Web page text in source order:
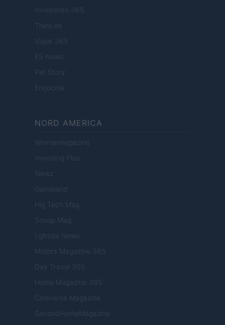
Investindo 365
Think.es
Viajar 365
ES Newz
Pet Story
Encocina
NORD AMERICA
Womanmagazine
Investing Plus
Newz
Gameland
Hig Tech Mag
Scoop Mag
Lgbtqia News
Motors Magazine 365
Day Travel 365
Home Magazine 365
Cineverse Magazine
SecondHomeMagazine